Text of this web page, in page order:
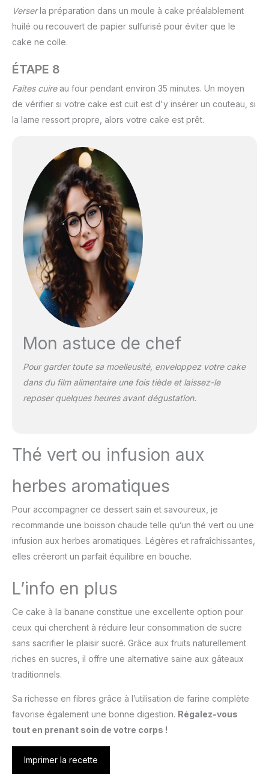
Verserla préparation dans un moule à cake préalablement
huilé ou recouvert de papier sulfurisé pour éviter que le
cake ne colle.
ÉTAPE 8
Faites cuireau four pendant environ 35 minutes. Un moyen
de vérifier si votre cake est cuit est d'y insérer un couteau, si
la lame ressort propre, alors votre cake est prêt.
Mon astuce de chef
Pour garder toute sa moelleusité, enveloppez votre cake
dans du film alimentaire une fois tiède et laissez-le
reposer quelques heures avant dégustation.
Thé vert ou infusion aux
herbes aromatiques
Pour accompagner ce dessert sain et savoureux, je
recommande une boisson chaude telle qu’un thé vert ou une
infusion aux herbes aromatiques. Légères et rafraîchissantes,
elles créeront un parfait équilibre en bouche.
L’info en plus
Ce cake à la banane constitue une excellente option pour
ceux qui cherchent à réduire leur consommation de sucre
sans sacrifier le plaisir sucré. Grâce aux fruits naturellement
riches en sucres, il offre une alternative saine aux gâteaux
traditionnels.
Sa richesse en fibres grâce à l’utilisation de farine complète
favorise également une bonne digestion. Régalez-vous
tout en prenant soin de votre corps !
Imprimer la recette